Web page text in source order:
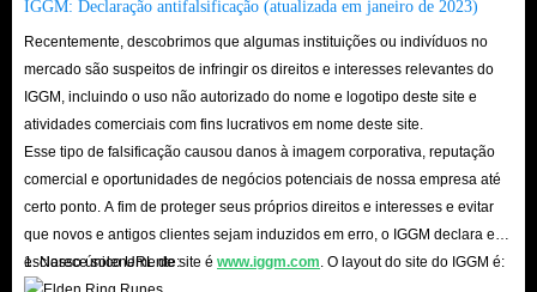
IGGM: Declaração antifalsificação (atualizada em janeiro de 2023)
Recentemente, descobrimos que algumas instituições ou indivíduos no
mercado são suspeitos de infringir os direitos e interesses relevantes do
IGGM, incluindo o uso não autorizado do nome e logotipo deste site e
atividades comerciais com fins lucrativos em nome deste site.
Esse tipo de falsificação causou danos à imagem corporativa, reputação
comercial e oportunidades de negócios potenciais de nossa empresa até
certo ponto. A fim de proteger seus próprios direitos e interesses e evitar
que novos e antigos clientes sejam induzidos em erro, o IGGM declara e
esclarece solenemente:
1. Nosso único URL de site é www.iggm.com . O layout do site do IGGM é: